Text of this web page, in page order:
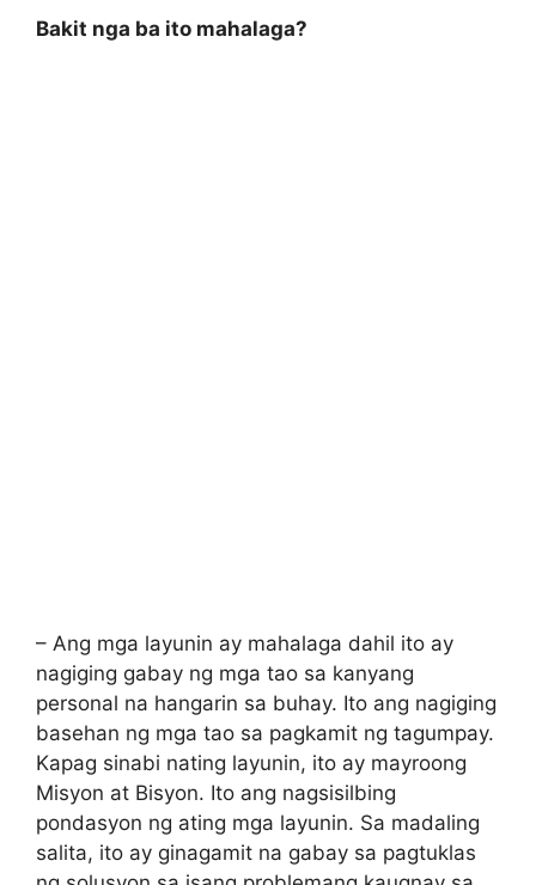
Bakit nga ba ito mahalaga?
– Ang mga layunin ay mahalaga dahil ito ay
nagiging gabay ng mga tao sa kanyang
personal na hangarin sa buhay. Ito ang nagiging
basehan ng mga tao sa pagkamit ng tagumpay.
Kapag sinabi nating layunin, ito ay mayroong
Misyon at Bisyon. Ito ang nagsisilbing
pondasyon ng ating mga layunin. Sa madaling
salita, ito ay ginagamit na gabay sa pagtuklas